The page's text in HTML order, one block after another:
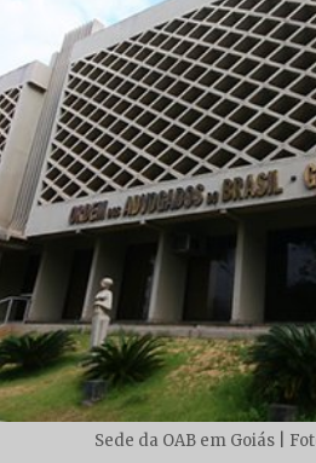
Sede da OAB em Goiás |